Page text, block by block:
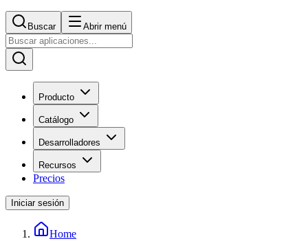
Buscar Abrir menú
Producto
Catálogo
Desarrolladores
Recursos
Precios
Iniciar sesión
Home